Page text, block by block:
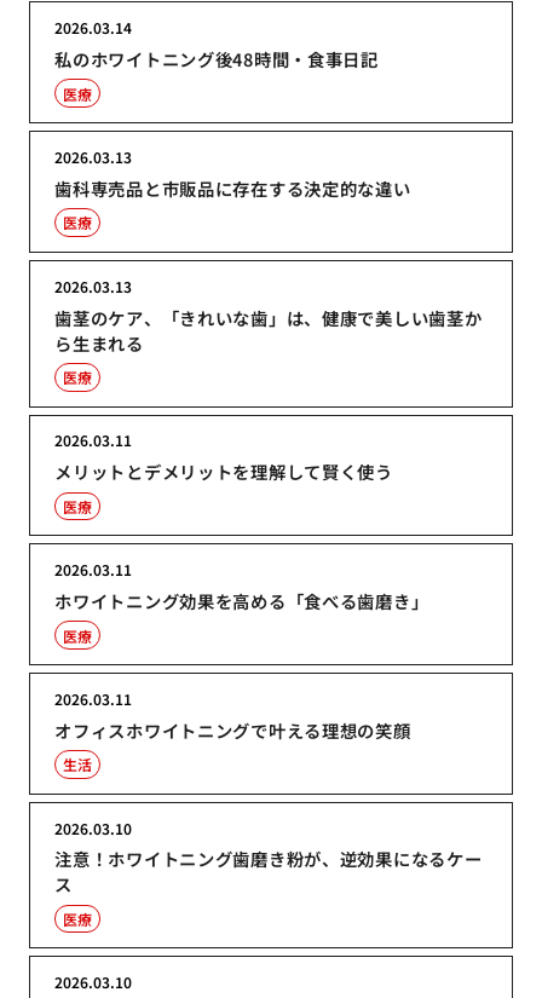
私のホワイトニング後48時間・食事日記
2026.03.14
医療
歯科専売品と市販品に存在する決定的な違い
2026.03.13
医療
歯茎のケア、「きれいな歯」は、健康で美しい歯茎か
ら生まれる
2026.03.13
医療
メリットとデメリットを理解して賢く使う
2026.03.11
医療
ホワイトニング効果を高める「食べる歯磨き」
2026.03.11
医療
オフィスホワイトニングで叶える理想の笑顔
2026.03.11
生活
注意！ホワイトニング歯磨き粉が、逆効果になるケー
ス
2026.03.10
医療
2026.03.10